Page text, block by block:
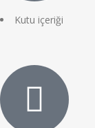
Kutu içeriği